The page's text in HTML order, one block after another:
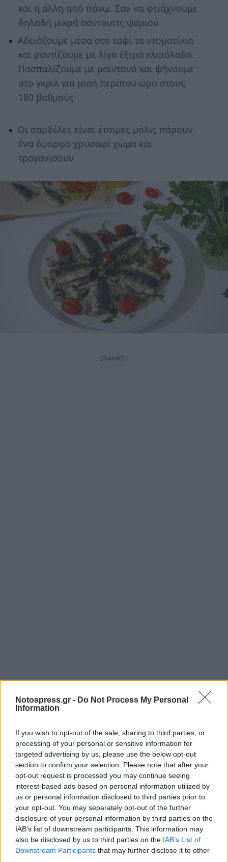
Notospress.gr - Do Not Process My Personal
Information
If you wish to opt-out of the sale, sharing to third parties, or
processing of your personal or sensitive information for
targeted advertising by us, please use the below opt-out
section to confirm your selection. Please note that after your
opt-out request is processed you may continue seeing
interest-based ads based on personal information utilized by
us or personal information disclosed to third parties prior to
your opt-out. You may separately opt-out of the further
disclosure of your personal information by third parties on the
IAB’s list of downstream participants. This information may
also be disclosed by us to third parties on the IAB’s List of
Downstream Participants that may further disclose it to other
και η άλλη από πάνω. Σαν να φτιάχνουμε
δηλαδή μικρά σάντουιτς ψαριού
Αδειάζουμε μέσα στο ταψί τα ντοματίνια
και ραντίζουμε με λίγο έξτρα ελαιόλαδο.
Πασπαλίζουμε με μαϊντανό και ψήνουμε
στο γκριλ για μισή περίπου ώρα στους
180 βαθμούς
Οι σαρδέλες είναι έτοιμες μόλις πάρουν
ένα όμορφο χρυσαφί χώμα και
τραγανίσουν